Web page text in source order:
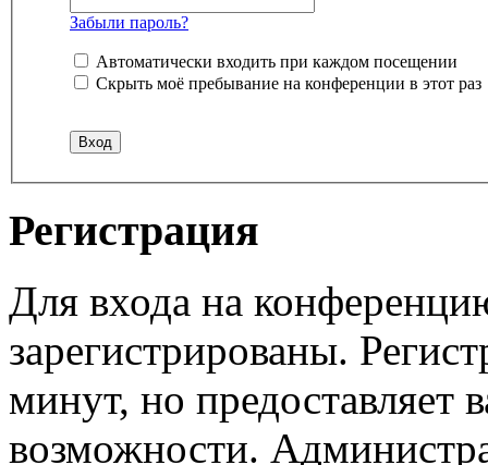
Забыли пароль?
Автоматически входить при каждом посещении
Скрыть моё пребывание на конференции в этот раз
Регистрация
Для входа на
зарегистрированы.
минут, но предоставляет
возможности.